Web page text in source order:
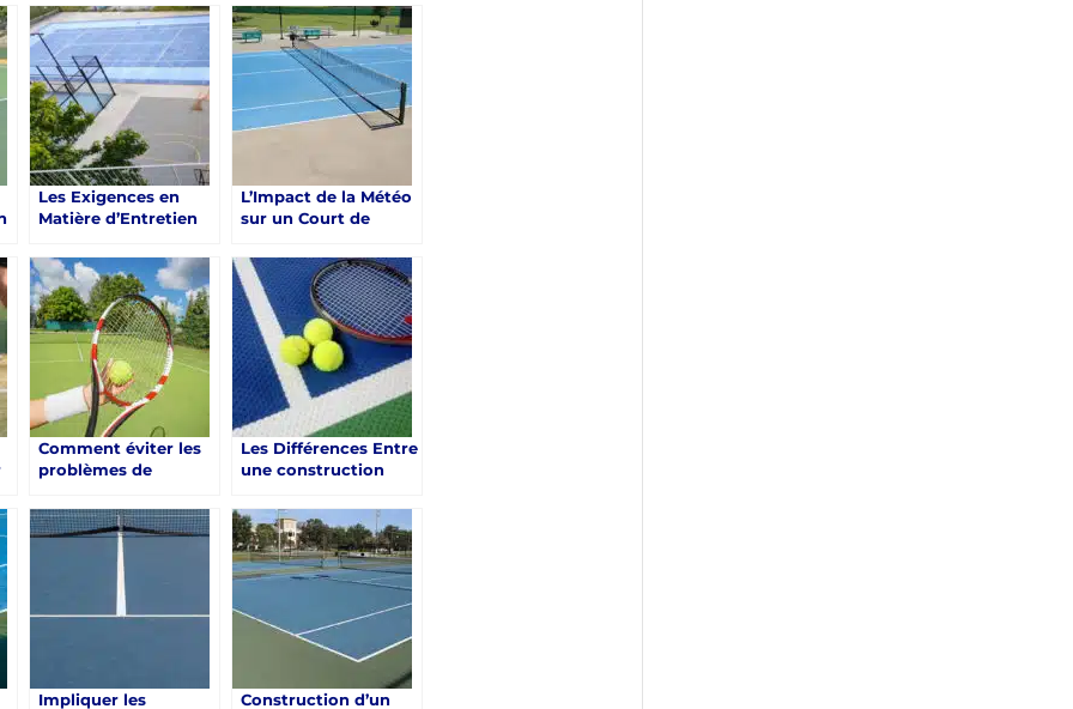
Saint-Raphaël
Saint-Raphaël
Les Exigences en
Matière d’Entretien
d’un Court de Tennis
en Résine
Synthétique à Saint-
Raphaël
L’Impact de la Météo
sur un Court de
Synthétique à Saint-
Raphaël
Comment éviter les
problèmes de
construction d’un
court de tennis en
résine synthétique à
Saint-Raphaël ?
Les Différences Entre
une construction
en Résine
Synthétique et
d’Autres Types de
Surfaces à Saint-
Impliquer les Construction d’un